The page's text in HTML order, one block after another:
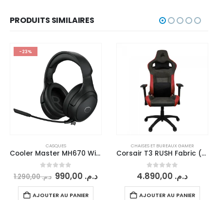
PRODUITS SIMILAIRES
-23%
CASQUES
Cooler Master MH670 Wireless
sur 5د.م.1.290,00 د.م.
AJOUTER AU PANIER
CHAISES ET BUREAUX GAMER
Corsair T3 RUSH Fabric (Charcoal/Red)
0sur 5 د.م.
AJOUTER AU PANIER